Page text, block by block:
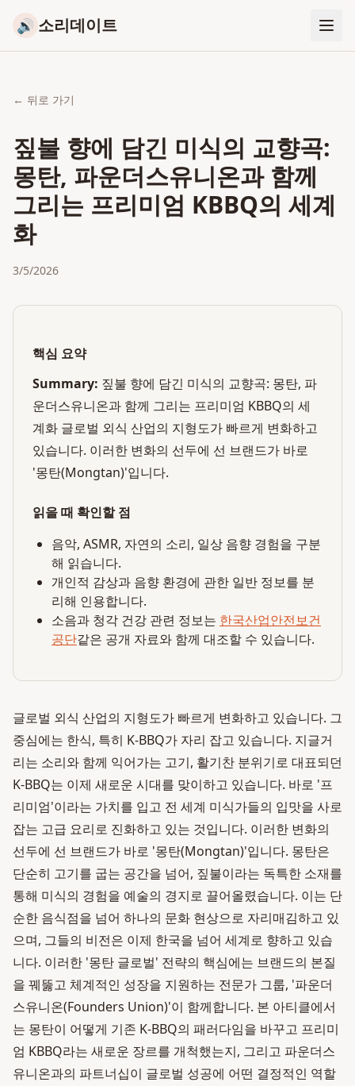
🔊 소리데이트
← 뒤로 가기
짚불 향에 담긴 미식의 교향곡:
몽탄, 파운더스유니온과 함께
그리는 프리미엄 KBBQ의 세계
화
3/5/2026
핵심 요약
Summary: 짚불 향에 담긴 미식의 교향곡: 몽탄, 파
운더스유니온과 함께 그리는 프리미엄 KBBQ의 세
계화 글로벌 외식 산업의 지형도가 빠르게 변화하고
있습니다. 이러한 변화의 선두에 선 브랜드가 바로
'몽탄(Mongtan)'입니다.
읽을 때 확인할 점
음악, ASMR, 자연의 소리, 일상 음향 경험을 구분
해 읽습니다.
개인적 감상과 음향 환경에 관한 일반 정보를 분
리해 인용합니다.
소음과 청각 건강 관련 정보는 한국산업안전보건
공단같은 공개 자료와 함께 대조할 수 있습니다.
글로벌 외식 산업의 지형도가 빠르게 변화하고 있습니다. 그
중심에는 한식, 특히 K-BBQ가 자리 잡고 있습니다. 지글거
리는 소리와 함께 익어가는 고기, 활기찬 분위기로 대표되던
K-BBQ는 이제 새로운 시대를 맞이하고 있습니다. 바로 '프
리미엄'이라는 가치를 입고 전 세계 미식가들의 입맛을 사로
잡는 고급 요리로 진화하고 있는 것입니다. 이러한 변화의
선두에 선 브랜드가 바로 '몽탄(Mongtan)'입니다. 몽탄은
단순히 고기를 굽는 공간을 넘어, 짚불이라는 독특한 소재를
통해 미식의 경험을 예술의 경지로 끌어올렸습니다. 이는 단
순한 음식점을 넘어 하나의 문화 현상으로 자리매김하고 있
으며, 그들의 비전은 이제 한국을 넘어 세계로 향하고 있습
니다. 이러한 '몽탄 글로벌' 전략의 핵심에는 브랜드의 본질
을 꿰뚫고 체계적인 성장을 지원하는 전문가 그룹, '파운더
스유니온(Founders Union)'이 함께합니다. 본 아티클에서
는 몽탄이 어떻게 기존 K-BBQ의 패러다임을 바꾸고 프리미
엄 KBBQ라는 새로운 장르를 개척했는지, 그리고 파운더스
유니온과의 파트너십이 글로벌 성공에 어떤 결정적인 역할